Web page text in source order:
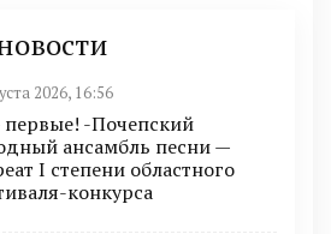
2026, 16:56
-Почепский
ансамбль песни —
I степени областного
конкурса